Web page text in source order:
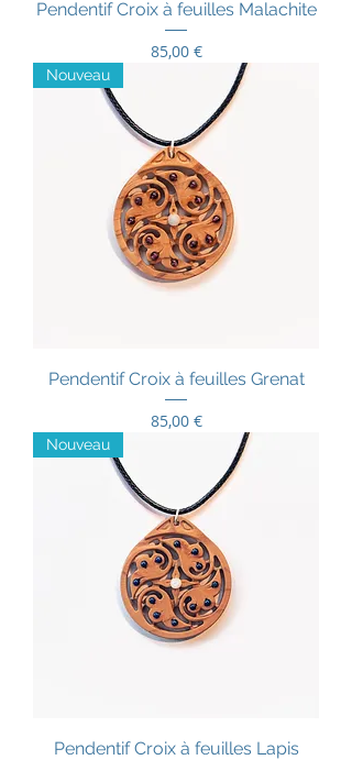
Pendentif Croix à feuilles Malachite
Prix
85,00 €
Nouveau
Pendentif Croix à feuilles Grenat
Prix
85,00 €
Nouveau
Pendentif Croix à feuilles Lapis